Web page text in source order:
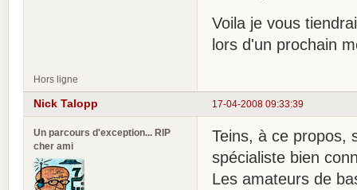
Voila je vous
lors d'un prochain
Hors ligne
17-04-2008 09:33:39
Nick Talopp
Un parcours d'exception... RIP
cher ami
Teins, à ce propos,
spécialiste bien
Les amateurs de